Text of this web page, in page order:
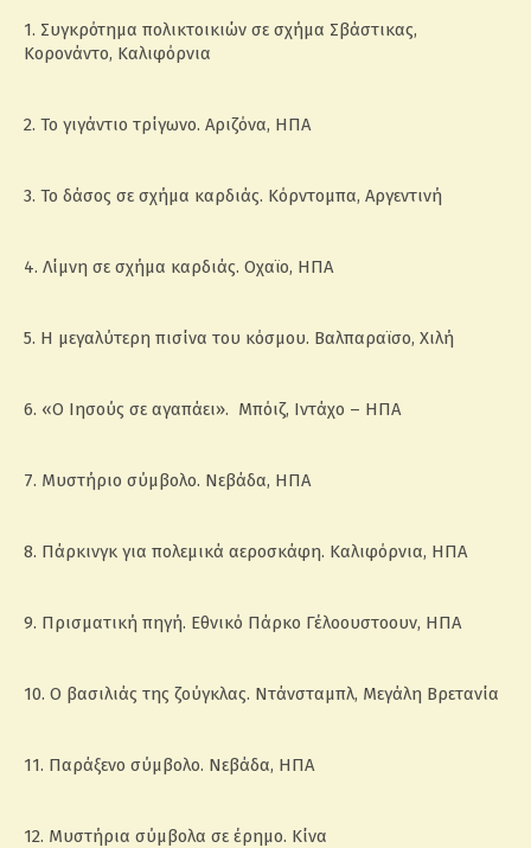
1. Συγκρότημα πολικτοικιών σε σχήμα Σβάστικας,
Κορονάντο, Καλιφόρνια
2. Το γιγάντιο τρίγωνο. Αριζόνα, ΗΠΑ
3. Το δάσος σε σχήμα καρδιάς. Κόρντομπα, Αργεντινή
4. Λίμνη σε σχήμα καρδιάς. Οχαϊο, ΗΠΑ
5. Η μεγαλύτερη πισίνα του κόσμου. Βαλπαραϊσο, Χιλή
6. «Ο Ιησούς σε αγαπάει». Μπόιζ, Ιντάχο – ΗΠΑ
7. Μυστήριο σύμβολο. Νεβάδα, ΗΠΑ
8. Πάρκινγκ για πολεμικά αεροσκάφη. Καλιφόρνια, ΗΠΑ
9. Πρισματική πηγή. Εθνικό Πάρκο Γέλοουστοουν, ΗΠΑ
10. Ο βασιλιάς της ζούγκλας. Ντάνσταμπλ, Μεγάλη Βρετανία
11. Παράξενο σύμβολο. Νεβάδα, ΗΠΑ
12. Μυστήρια σύμβολα σε έρημο. Κίνα